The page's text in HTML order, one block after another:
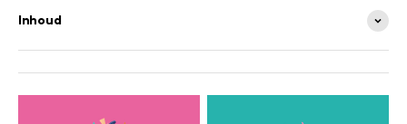
Inhoud